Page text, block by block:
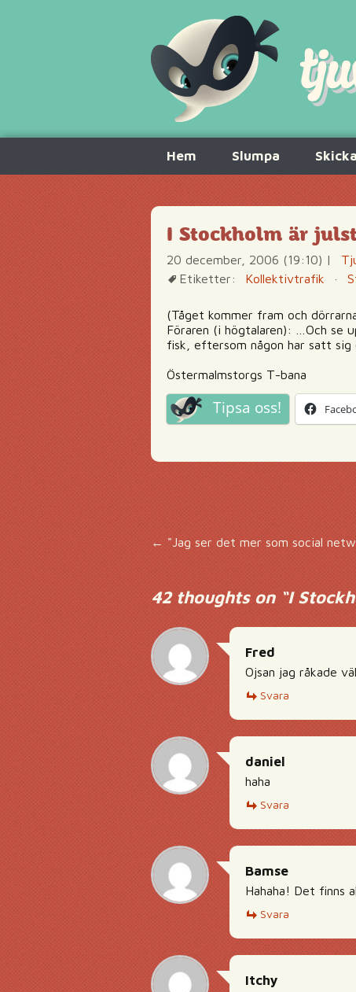
innehåll
Hem Slumpa
I Stockholm är
20 december, 2006 (19:10) |
Etiketter:
Kollektivtrafik ·
(Tåget kommer fram och
Föraren (i högtalaren): …Och se
fisk, eftersom någon har satt sig
Östermalmstorgs T-bana
Tipsa oss!
Inläggsnavigering
← "Jag ser det mer som social
42 thoughts on “I
Fred
Ojsan jag råkade
Svara
daniel
haha
Svara
Bamse
Hahaha! Det finns
Svara
Itchy